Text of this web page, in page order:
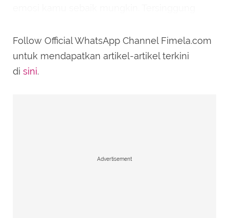
seringkali nggak membawa hasil yang baik.
Jadi, usahakan buat tetap tenang dan nggak
terpengaruh oleh perilaku orang lain!
Follow Official WhatsApp Channel Fimela.com
untuk mendapatkan artikel-artikel terkini
di sini.
Advertisement